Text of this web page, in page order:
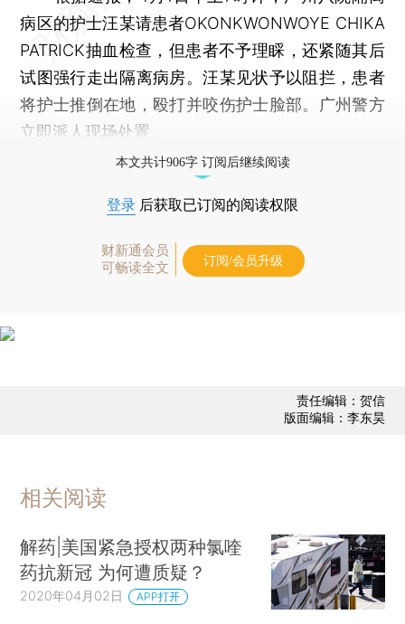
病区的护士汪某请患者OKONKWONWOYE CHIKA
PATRICK抽血检查，但患者不予理睬，还紧随其后
试图强行走出隔离病房。汪某见状予以阻拦，患者
将护士推倒在地，殴打并咬伤护士脸部。广州警方
立即派人现场处置。
本文共计906字 订阅后继续阅读
登录 后获取已订阅的阅读权限
财新通会员
可畅读全文
订阅/会员升级
责任编辑：贺信
版面编辑：李东昊
相关阅读
解药|美国紧急授权两种氯喹
药抗新冠 为何遭质疑？
2020年04月02日 APP打开